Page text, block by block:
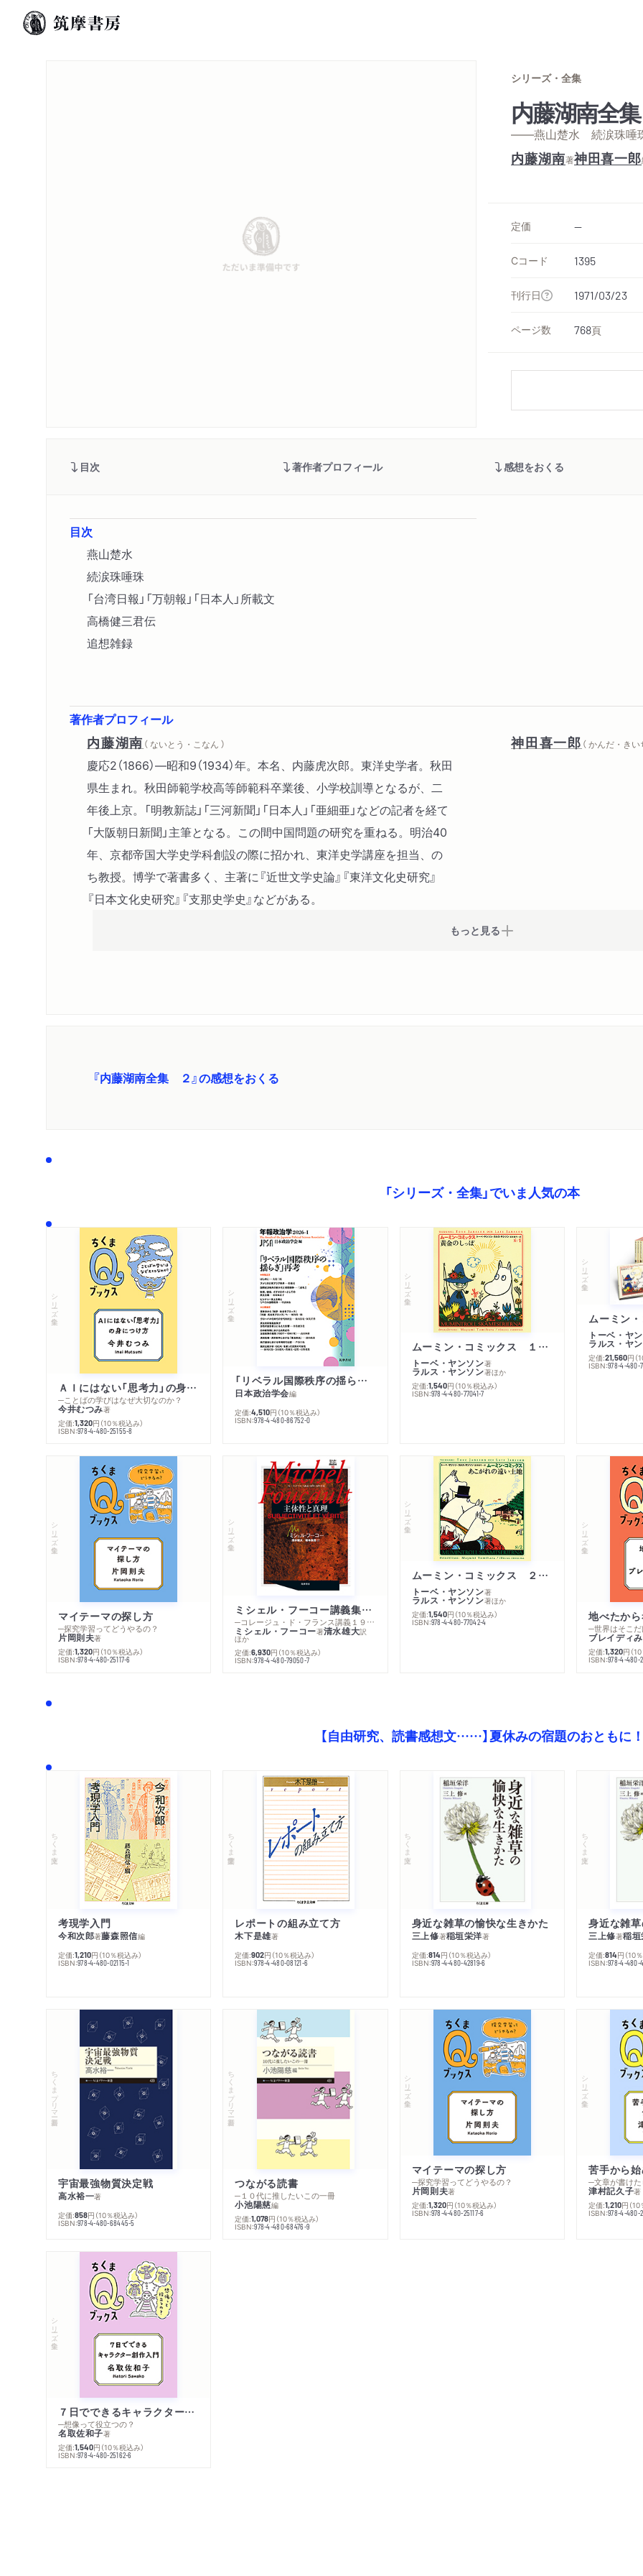
シリーズ・全集
内藤湖南全
——燕山楚水 続涙珠唾
内藤湖南著神田喜一郎
定価 --
Cコード 1395
刊行日 1971/03/23
ページ数 768頁
目次 著作者プロフィール 感想をおくる
目次
燕山楚水
続涙珠唾珠
「台湾日報」「万朝報」「日本人」所載文
高橋健三君伝
追想雑録
著作者プロフィール
内藤湖南 （ ないとう・こなん ）
慶応2（1866）―昭和9（1934）年。本名、内藤虎次郎。東洋史学者。秋田
県生まれ。秋田師範学校高等師範科卒業後、小学校訓導となるが、二
年後上京。「明教新誌」「三河新聞」「日本人」「亜細亜」などの記者を経て
「大阪朝日新聞」主筆となる。この間中国問題の研究を重ねる。明治40
年、京都帝国大学史学科創設の際に招かれ、東洋史学講座を担当、の
ち教授。博学で著書多く、主著に『近世文学史論』『東洋文化史研究』
『日本文化史研究』『支那史学史』などがある。
神田喜一郎 （ かんだ・きい
もっと見る
『内藤湖南全集 ２』の感想をおくる
「シリーズ・全集」でいま人気の本
シリーズ・全集
ＡＩにはない「思考力」の身につけ方
─ことばの学びはなぜ大切なのか？
今井むつみ著
定価:1,320円 （10％税込み）
ISBN:978-4-480-25155-8
シリーズ・全集
「リベラル国際秩序の揺らぎ」再考 年報政治学２０２６‐Ⅰ
日本政治学会編
定価:4,510円 （10％税込み）
ISBN:978-4-480-86752-0
シリーズ・全集
ムーミン・コミックス １ 黄金のしっぽ
トーベ・ヤンソン著
ラルス・ヤンソン著ほか
定価:1,540円 （10％税込み）
ISBN:978-4-480-77041-7
シリーズ・全集
トーベ・ヤ
ラルス・ヤ
定価:21,560円
ISBN:978-4-480-
シリーズ・全集
マイテーマの探し方
─探究学習ってどうやるの？
片岡則夫著
定価:1,320円 （10％税込み）
ISBN:978-4-480-25117-6
シリーズ・全集
ミシェル・フーコー講義集成１０ 主体性と真理
─コレージュ・ド・フランス講義１９８０－１９８１年度
ミシェル・フーコー著清水雄大訳
ほか
定価:6,930円 （10％税込み）
ISBN:978-4-480-79050-7
シリーズ・全集
ムーミン・コミックス ２ あこがれの遠い土地
トーベ・ヤンソン著
ラルス・ヤンソン著ほか
定価:1,540円 （10％税込み）
ISBN:978-4-480-77042-4
シリーズ・全集
地べたか
─世界はそこ
ブレイディ
定価:1,320円 （
ISBN:978-4-480-
【自由研究、読書感想文……】夏休みの宿題のおともに！
ちくま文庫
考現学入門
今和次郎著藤森照信編
定価:1,210円 （10％税込み）
ISBN:978-4-480-02115-1
ちくま学芸文庫
レポートの組み立て方
木下是雄著
定価:902円 （10％税込み）
ISBN:978-4-480-08121-6
ちくま文庫
身近な雑草の愉快な生きかた
三上修著稲垣栄洋著
定価:814円 （10％税込み）
ISBN:978-4-480-42819-6
ちくま文庫
身近な雑
三上修著稲
定価:814円 （10
ISBN:978-4-480-
ちくまプリマー新書
宇宙最強物質決定戦
高水裕一著
定価:858円 （10％税込み）
ISBN:978-4-480-68445-5
ちくまプリマー新書
つながる読書
─１０代に推したいこの一冊
小池陽慈編
定価:1,078円 （10％税込み）
ISBN:978-4-480-68476-9
シリーズ・全集
マイテーマの探し方
─探究学習ってどうやるの？
片岡則夫著
定価:1,320円 （10％税込み）
ISBN:978-4-480-25117-6
シリーズ・全集
苦手から
─文章が書けた
津村記久子著
定価:1,210円 （
ISBN:978-4-480-
シリーズ・全集
７日でできるキャラクター創作入門
─想像って役立つの？
名取佐和子著
定価:1,540円 （10％税込み）
ISBN:978-4-480-25162-6